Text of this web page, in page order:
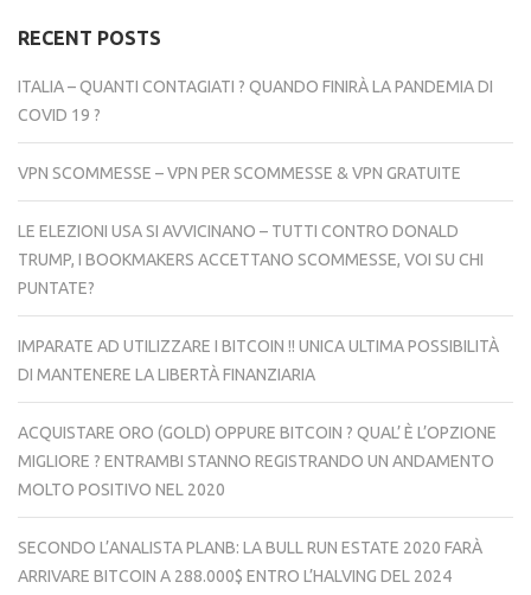
RECENT POSTS
ITALIA – QUANTI CONTAGIATI ? QUANDO FINIRÀ LA PANDEMIA DI
COVID 19 ?
VPN SCOMMESSE – VPN PER SCOMMESSE & VPN GRATUITE
LE ELEZIONI USA SI AVVICINANO – TUTTI CONTRO DONALD
TRUMP, I BOOKMAKERS ACCETTANO SCOMMESSE, VOI SU CHI
PUNTATE?
IMPARATE AD UTILIZZARE I BITCOIN !! UNICA ULTIMA POSSIBILITÀ
DI MANTENERE LA LIBERTÀ FINANZIARIA
ACQUISTARE ORO (GOLD) OPPURE BITCOIN ? QUAL’ È L’OPZIONE
MIGLIORE ? ENTRAMBI STANNO REGISTRANDO UN ANDAMENTO
MOLTO POSITIVO NEL 2020
SECONDO L’ANALISTA PLANB: LA BULL RUN ESTATE 2020 FARÀ
ARRIVARE BITCOIN A 288.000$ ENTRO L’HALVING DEL 2024